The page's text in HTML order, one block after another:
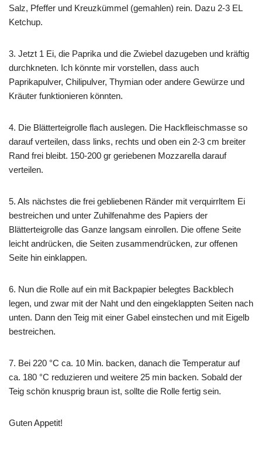
Salz, Pfeffer und Kreuzkümmel (gemahlen) rein. Dazu 2-3 EL
Ketchup.
3. Jetzt 1 Ei, die Paprika und die Zwiebel dazugeben und kräftig
durchkneten. Ich könnte mir vorstellen, dass auch
Paprikapulver, Chilipulver, Thymian oder andere Gewürze und
Kräuter funktionieren könnten.
4. Die Blätterteigrolle flach auslegen. Die Hackfleischmasse so
darauf verteilen, dass links, rechts und oben ein 2-3 cm breiter
Rand frei bleibt. 150-200 gr geriebenen Mozzarella darauf
verteilen.
5. Als nächstes die frei gebliebenen Ränder mit verquirrltem Ei
bestreichen und unter Zuhilfenahme des Papiers der
Blätterteigrolle das Ganze langsam einrollen. Die offene Seite
leicht andrücken, die Seiten zusammendrücken, zur offenen
Seite hin einklappen.
6. Nun die Rolle auf ein mit Backpapier belegtes Backblech
legen, und zwar mit der Naht und den eingeklappten Seiten nach
unten. Dann den Teig mit einer Gabel einstechen und mit Eigelb
bestreichen.
7. Bei 220 °C ca. 10 Min. backen, danach die Temperatur auf
ca. 180 °C reduzieren und weitere 25 min backen. Sobald der
Teig schön knusprig braun ist, sollte die Rolle fertig sein.
Guten Appetit!